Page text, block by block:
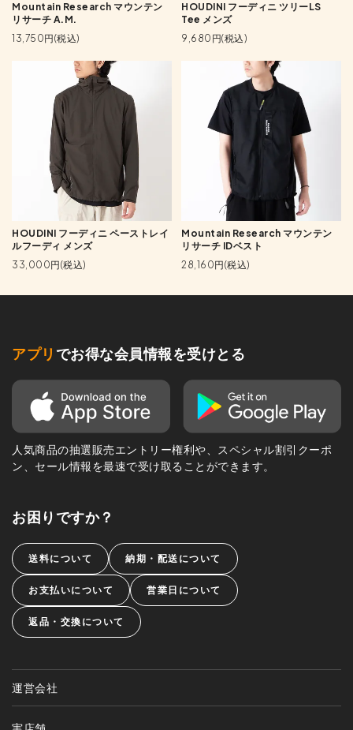
Mountain Research マウンテン
リサーチ A.M.
13,750円(税込)
HOUDINI フーディニ ツリーLS
Tee メンズ
9,680円(税込)
HOUDINI フーディニ ペーストレイ
ルフーディ メンズ
33,000円(税込)
Mountain Research マウンテン
リサーチ IDベスト
28,160円(税込)
アプリ でお得な会員情報を受けとる
人気商品の抽選販売エントリー権利や、スペシャル割引クーポ
ン、セール情報を最速で受け取ることができます。
お困りですか？
送料について 納期・配送について
お支払いについて 営業日について
返品・交換について
運営会社